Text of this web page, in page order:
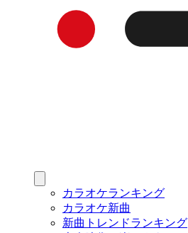
カラオケランキング
カラオケ新曲
新曲トレンドランキング